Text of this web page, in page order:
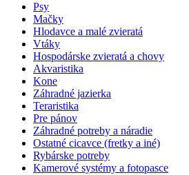
Psy
Mačky
Hlodavce a malé zvieratá
Vtáky
Hospodárske zvieratá a chovy
Akvaristika
Kone
Záhradné jazierka
Teraristika
Pre pánov
Záhradné potreby a náradie
Ostatné cicavce (fretky a iné)
Rybárske potreby
Kamerové systémy a fotopasce